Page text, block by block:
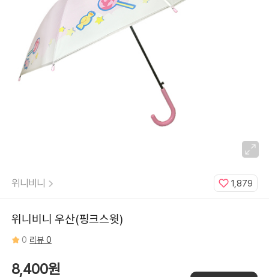
위니비니 1,879
위니비니 우산(핑크스윗)
0 리뷰 0
8,400원